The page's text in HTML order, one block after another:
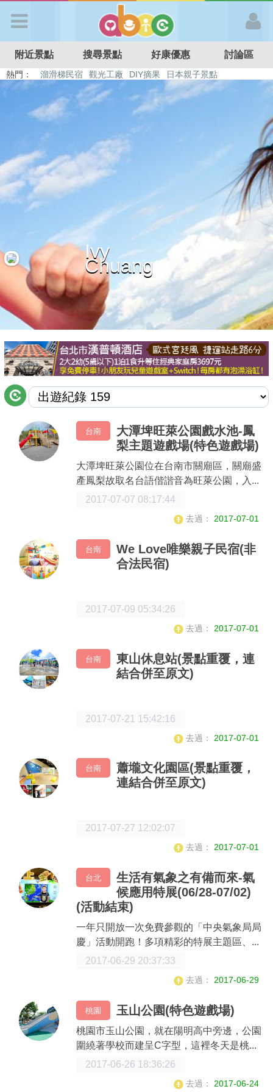
APP登入
首 頁
搜尋景點
好康優惠
最新留言
商家合作
推薦景點
討論區
聯絡我們
APP下載
附近景點 搜尋景點 好康優惠 討論區
熱門： 溜滑梯民宿 觀光工廠 DIY摘果
日本親子景點
特色遊戲場
親子住房優惠 台北親子餐廳 溫泉泡湯SPA
Ivy
Chuang
台南
大潭埤旺萊公園戲水池-鳳
梨主題遊戲場(特色遊戲場)
大潭埤旺萊公園位在台南市關廟區，關廟盛
產鳳梨故取名台語偕諧音為旺萊公園，入...
2017-07-07 08:17:44
去過： 2017-07-01
台南
We Love唯樂親子民宿(非
合法民宿)
2017-07-09 05:34:26
去過： 2017-07-01
台南
東山休息站(景點重覆，連
結合併至原文)
2017-07-21 15:42:16
去過： 2017-07-01
台南
蕭壠文化園區(景點重覆，
連結合併至原文)
2017-07-27 12:02:07
去過： 2017-07-01
台北
生活有氣象之有備而來-氣
候應用特展(06/28-07/02)
(活動結束)
一年只開放一次免費參觀的「中央氣象局局
慶」活動開跑！多項精彩的特展主題區、...
2017-06-29 20:37:33
去過： 2017-06-29
桃園 玉山公園(特色遊戲場)
桃園市玉山公園，就在陽明高中旁邊，公園
圍繞著學校而建呈C字型，這裡冬天是桃...
2017-06-26 18:36:26
去過： 2017-06-24